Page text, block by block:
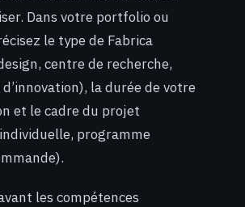
Dans votre portfolio ou
le type de Fabrica
centre de recherche,
la durée de votre
et le cadre du projet
programme
les compétences